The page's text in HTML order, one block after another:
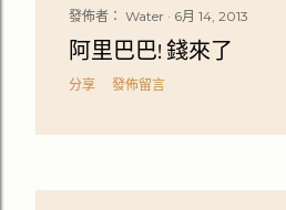
發佈者： Water 6月 14, 2013
阿里巴巴! 錢來了
分享 發佈留言